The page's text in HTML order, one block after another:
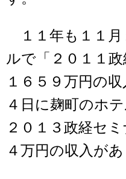
１１年も１１月
ルで「２０１１政
１６５９万円の
４日に麹町のホ
２０１３政経セ
４万円の収入があ